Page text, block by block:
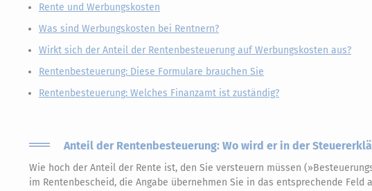
Rente und Werbungskosten
Was sind Werbungskosten bei Rentnern?
Wirkt sich der Anteil der Rentenbesteuerung auf Werbungskosten aus?
Rentenbesteuerung: Diese Formulare brauchen Sie
Rentenbesteuerung: Welches Finanzamt ist zuständig?
Anteil der Rentenbesteuerung: Wo wird er in der
Wie hoch der Anteil der Rente ist, den Sie versteuern müssen
im Rentenbescheid, die Angabe übernehmen Sie in das entsprechende